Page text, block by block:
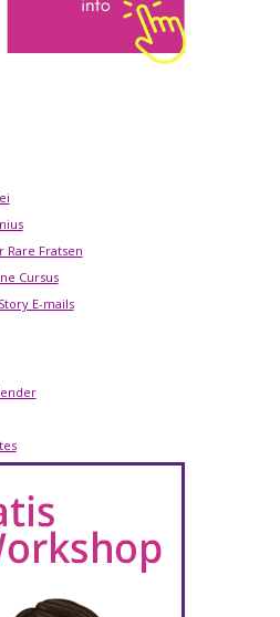
Rare Fratsen
Cursus
E-mails